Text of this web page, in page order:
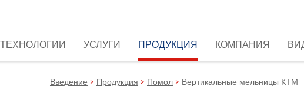
ТЕХНОЛОГИИ УСЛУГИ ПРОДУКЦИЯ КОМПАНИЯ
Введение > Продукция > Помол >Вертикальные мельницы KTM